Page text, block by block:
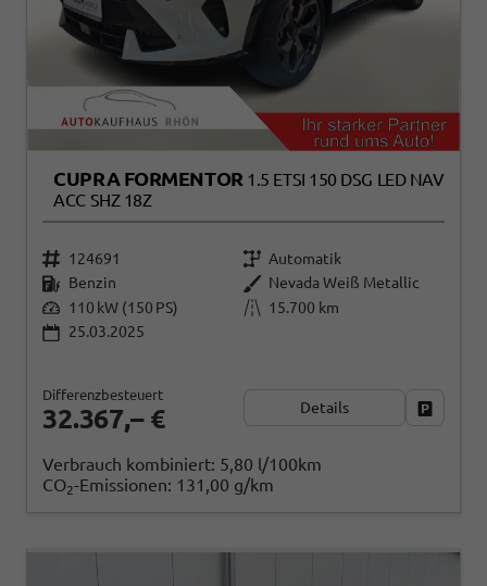
CUPRA FORMENTOR 1.5 ETSI 150 DSG LED NAV
ACC SHZ 18Z
124691
Automatik
Benzin
Nevada Weiß Metallic
110 kW (150 PS)
15.700 km
25.03.2025
32.367,– €
Differenzbesteuert
Details
Verbrauch kombiniert: 5,80 l/100km
CO2-Emissionen: 131,00 g/km